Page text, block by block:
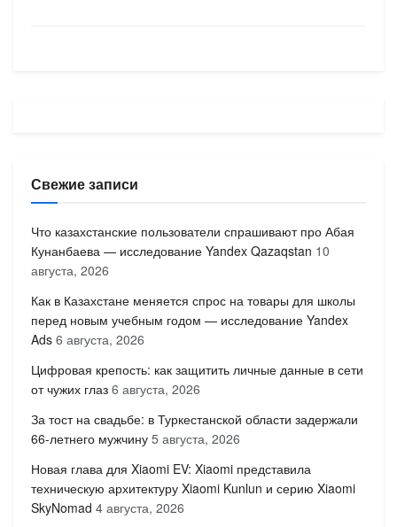
Свежие записи
Что казахстанские пользователи спрашивают про Абая
Кунанбаева — исследование Yandex Qazaqstan 10
августа, 2026
Как в Казахстане меняется спрос на товары для школы
перед новым учебным годом — исследование Yandex
Ads 6 августа, 2026
Цифровая крепость: как защитить личные данные в сети
от чужих глаз 6 августа, 2026
За тост на свадьбе: в Туркестанской области задержали
66-летнего мужчину 5 августа, 2026
Новая глава для Xiaomi EV: Xiaomi представила
техническую архитектуру Xiaomi Kunlun и серию Xiaomi
SkyNomad 4 августа, 2026